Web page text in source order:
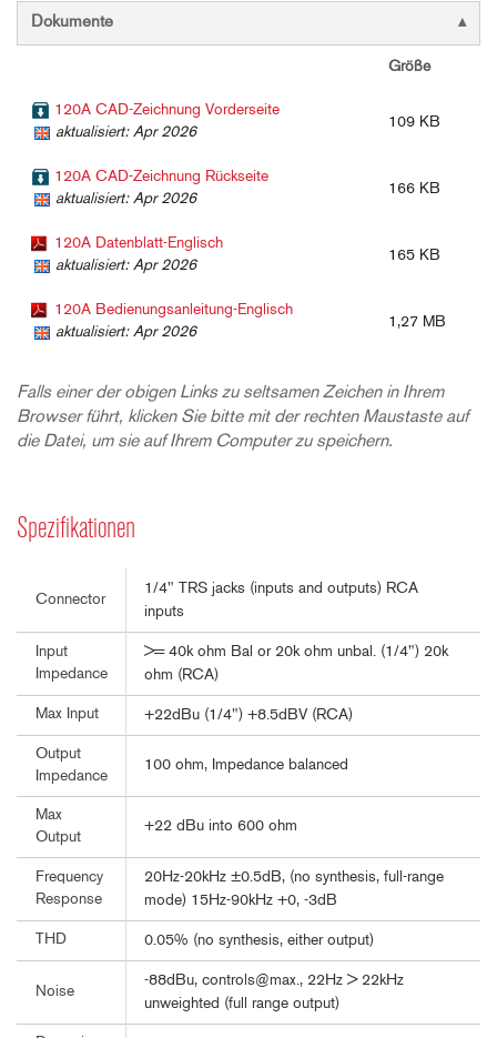
Dokumente
Größe
120A CAD-Zeichnung Vorderseite
aktualisiert: Apr 2026
109 KB
120A CAD-Zeichnung Rückseite
aktualisiert: Apr 2026
166 KB
120A Datenblatt-Englisch
aktualisiert: Apr 2026
165 KB
120A Bedienungsanleitung-Englisch
aktualisiert: Apr 2026
1,27 MB
Falls einer der obigen Links zu seltsamen Zeichen in Ihrem
Browser führt, klicken Sie bitte mit der rechten Maustaste auf
die Datei, um sie auf Ihrem Computer zu speichern.
Spezifikationen
Connector
1/4" TRS jacks (inputs and outputs) RCA
inputs
Input
Impedance
>= 40k ohm Bal or 20k ohm unbal. (1/4") 20k
ohm (RCA)
Max Input +22dBu (1/4") +8.5dBV (RCA)
Output
Impedance
100 ohm, Impedance balanced
Max
Output
+22 dBu into 600 ohm
Frequency
Response
20Hz-20kHz ±0.5dB, (no synthesis, full-range
mode) 15Hz-90kHz +0, -3dB
THD 0.05% (no synthesis, either output)
Noise
-88dBu, controls@max., 22Hz > 22kHz
unweighted (full range output)